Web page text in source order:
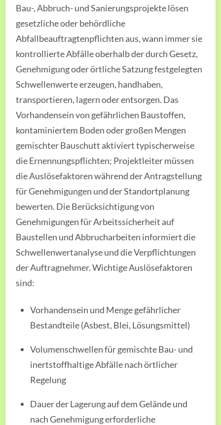
Bau-, Abbruch- und Sanierungsprojekte lösen
gesetzliche oder behördliche
Abfallbeauftragtenpflichten aus, wann immer sie
kontrollierte Abfälle oberhalb der durch Gesetz,
Genehmigung oder örtliche Satzung festgelegten
Schwellenwerte erzeugen, handhaben,
transportieren, lagern oder entsorgen. Das
Vorhandensein von gefährlichen Baustoffen,
kontaminiertem Boden oder großen Mengen
gemischter Bauschutt aktiviert typischerweise
die Ernennungspflichten; Projektleiter müssen
die Auslösefaktoren während der Antragstellung
für Genehmigungen und der Standortplanung
bewerten. Die Berücksichtigung von
Genehmigungen für Arbeitssicherheit auf
Baustellen und Abbrucharbeiten informiert die
Schwellenwertanalyse und die Verpflichtungen
der Auftragnehmer. Wichtige Auslösefaktoren
sind:
Vorhandensein und Menge gefährlicher
Bestandteile (Asbest, Blei, Lösungsmittel)
Volumenschwellen für gemischte Bau- und
inertstoffhaltige Abfälle nach örtlicher
Regelung
Dauer der Lagerung auf dem Gelände und
nach Genehmigung erforderliche